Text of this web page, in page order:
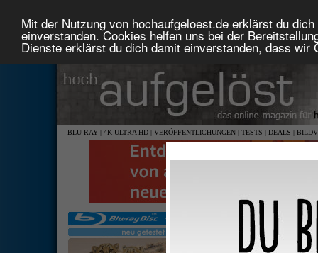
Mit der Nutzung von hochaufgeloest.de erklärst du
einverstanden. Cookies helfen uns bei der
Dienste erklärst du dich damit einverstanden, dass
BLU-RAY | 4K ULTRA HD | VERÖFFENTLICHUNGEN | TESTS | DEALS |